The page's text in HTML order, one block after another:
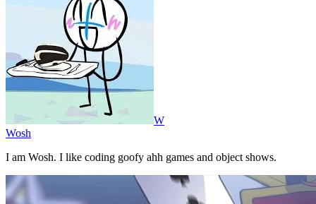
W
Wosh
I am Wosh. I like coding goofy ahh games and object shows.